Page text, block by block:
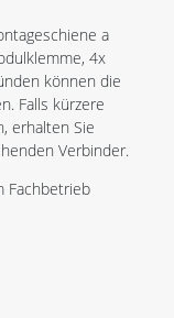
a
4x
können die
Falls kürzere
erhalten Sie
Verbinder.
Fachbetrieb